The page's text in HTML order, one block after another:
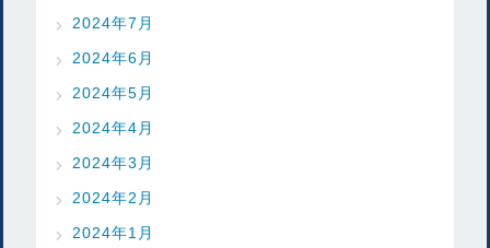
2024年7月
2024年6月
2024年5月
2024年4月
2024年3月
2024年2月
2024年1月